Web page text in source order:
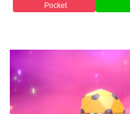
Pocket